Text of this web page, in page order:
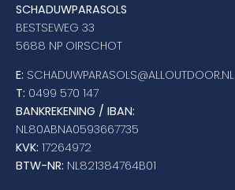
SCHADUWPARASOLS
BESTSEWEG 33
5688 NP OIRSCHOT
E: SCHADUWPARASOLS@ALLOUTDOOR.NL
T: 0499 570 147
BANKREKENING / IBAN:
NL80ABNA0593667735
KVK: 17264972
BTW-NR: NL821384764B01